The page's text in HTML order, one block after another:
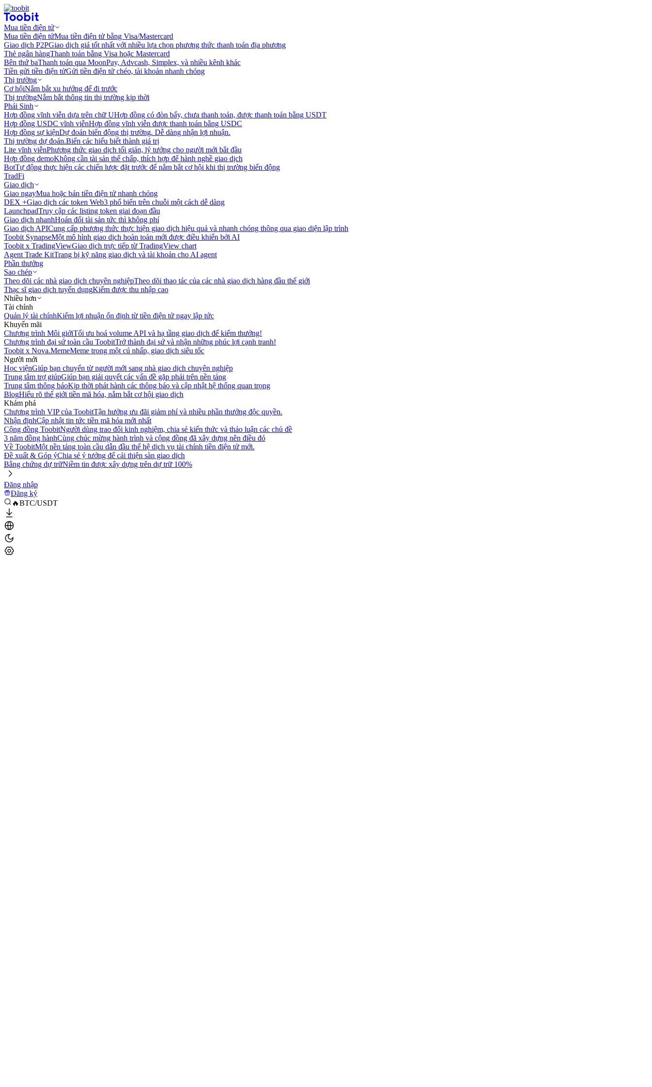
Mua tiền điện tử
Mua tiền điện tửMua tiền điện tử bằng Visa/Mastercard
Giao dịch P2PGiao dịch giá tốt nhất với nhiều lựa chọn phương thức thanh toán địa phương
Thẻ ngân hàngThanh toán bằng Visa hoặc Mastercard
Bên thứ baThanh toán qua MoonPay, Advcash, Simplex, và nhiều kênh khác
Tiền gửi tiền điện tửGửi tiền điện tử chéo, tài khoản nhanh chóng
Thị trường
Cơ hộiNắm bắt xu hướng để đi trước
Thị trườngNắm bắt thông tin thị trường kịp thời
Phái Sinh
Hợp đồng vĩnh viễn dựa trên chữ UHợp đồng có đòn bẩy, chưa thanh toán, được thanh toán bằng USDT
Hợp đồng USDC vĩnh viễnHợp đồng vĩnh viễn được thanh toán bằng USDC
Hợp đồng sự kiệnDự đoán biến động thị trường. Dễ dàng nhận lợi nhuận.
Thị trường dự đoán.Biến các hiểu biết thành giá trị
Lite vĩnh viễnPhương thức giao dịch tối giản, lý tưởng cho người mới bắt đầu
Hợp đồng demoKhông cần tài sản thế chấp, thích hợp để hành nghề giao dịch
BotTự động thực hiện các chiến lược đặt trước để nắm bắt cơ hội khi thị trường biến động
TradFi
Giao dịch
Giao ngayMua hoặc bán tiền điện tử nhanh chóng
DEX +Giao dịch các token Web3 phổ biến trên chuỗi một cách dễ dàng
LaunchpadTruy cập các listing token giai đoạn đầu
Giao dịch nhanhHoán đổi tài sản tức thì không phí
Giao dịch APICung cấp phương thức thực hiện giao dịch hiệu quả và nhanh chóng thông qua giao diện lập trình
Toobit SynapseMột mô hình giao dịch hoàn toàn mới được điều khiển bởi AI
Toobit x TradingViewGiao dịch trực tiếp từ TradingView chart
Agent Trade KitTrang bị kỹ năng giao dịch và tài khoản cho AI agent
Phần thưởng
Sao chép
Theo dõi các nhà giao dịch chuyên nghiệpTheo dõi thao tác của các nhà giao dịch hàng đầu thế giới
Thạc sĩ giao dịch tuyển dụngKiếm được thu nhập cao
Nhiều hơn
Tài chính
Quản lý tài chínhKiếm lợi nhuận ổn định từ tiền điện tử ngay lập tức
Khuyến mãi
Chương trình Môi giớiTối ưu hoá volume API và hạ tầng giao dịch để kiếm thưởng!
Chương trình đại sứ toàn cầu ToobitTrở thành đại sứ và nhận những phúc lợi cạnh tranh!
Toobit x Nova.MemeMeme trong một cú nhấp, giao dịch siêu tốc
Người mới
Học việnGiúp bạn chuyển từ người mới sang nhà giao dịch chuyên nghiệp
Trung tâm trợ giúpGiúp bạn giải quyết các vấn đề gặp phải trên nền tảng
Trung tâm thông báoKịp thời phát hành các thông báo và cập nhật hệ thống quan trọng
BlogHiểu rõ thế giới tiền mã hóa, nắm bắt cơ hội giao dịch
Khám phá
Chương trình VIP của ToobitTận hưởng ưu đãi giảm phí và nhiều phần thưởng độc quyền.
Nhận địnhCập nhật tin tức tiền mã hóa mới nhất
Cộng đồng ToobitNgười dùng trao đổi kinh nghiệm, chia sẻ kiến thức và thảo luận các chủ đề
3 năm đồng hànhCùng chúc mừng hành trình và cộng đồng đã xây dựng nên điều đó
Về ToobitMột nền tảng toàn cầu dẫn đầu thế hệ dịch vụ tài chính tiền điện tử mới.
Đề xuất & Góp ýChia sẻ ý tưởng để cải thiện sàn giao dịch
Bằng chứng dự trữNiềm tin được xây dựng trên dự trữ 100%
Đăng nhập
Đăng ký
🔥BTC/USDT